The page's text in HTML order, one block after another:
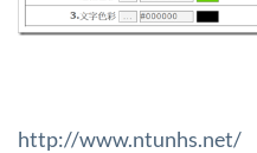
http://www.ntunhs.net/